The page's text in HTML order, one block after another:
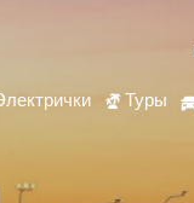
Туры